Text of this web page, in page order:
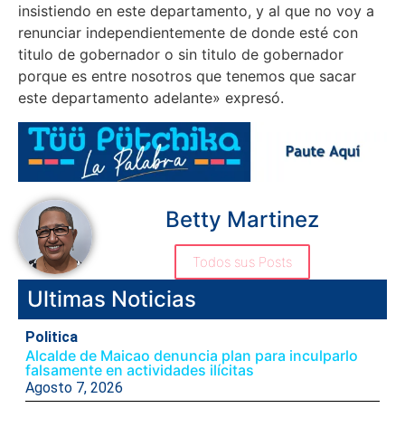
insistiendo en este departamento, y al que no voy a
renunciar independientemente de donde esté con
titulo de gobernador o sin titulo de gobernador
porque es entre nosotros que tenemos que sacar
este departamento adelante» expresó.
Betty Martinez
Todos sus Posts
Ultimas Noticias
Politica
Alcalde de Maicao denuncia plan para inculparlo
falsamente en actividades ilícitas
Agosto 7, 2026